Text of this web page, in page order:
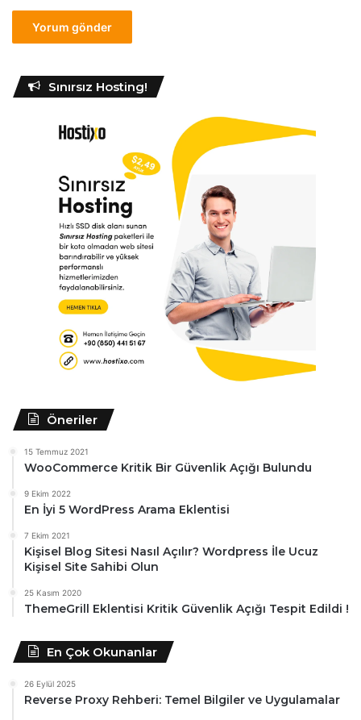
ü
Sınırsız Hosting!
Öneriler
15 Temmuz 2021
WooCommerce Kritik Bir Güvenlik Açığı Bulundu
9 Ekim 2022
En İyi 5 WordPress Arama Eklentisi
7 Ekim 2021
Kişisel Blog Sitesi Nasıl Açılır? Wordpress İle Ucuz
Kişisel Site Sahibi Olun
25 Kasım 2020
ThemeGrill Eklentisi Kritik Güvenlik Açığı Tespit Edildi !
En Çok Okunanlar
26 Eylül 2025
Reverse Proxy Rehberi: Temel Bilgiler ve Uygulamalar